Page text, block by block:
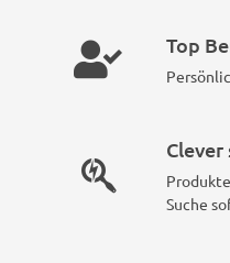
Top
Clever
Suche